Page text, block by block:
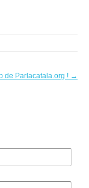
de Parlacatala.org ! →